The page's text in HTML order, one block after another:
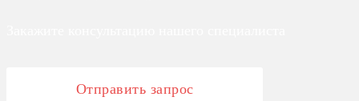
Отправить запрос